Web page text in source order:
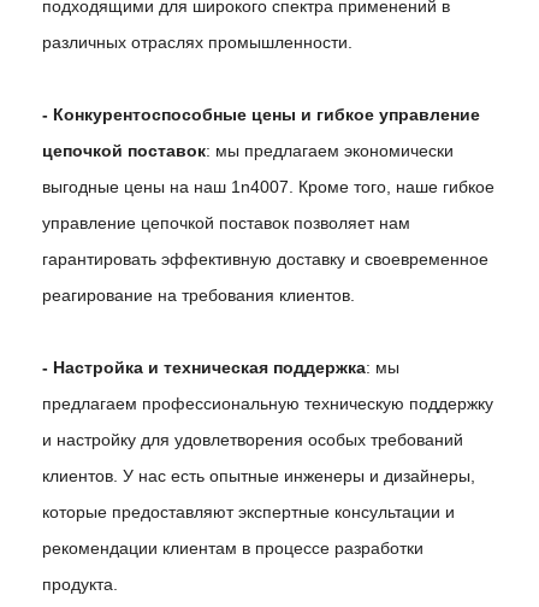
подходящими для широкого спектра применений в
различных отраслях промышленности.
- Конкурентоспособные цены и гибкое управление
цепочкой поставок: мы предлагаем экономически
выгодные цены на наш 1n4007. Кроме того, наше гибкое
управление цепочкой поставок позволяет нам
гарантировать эффективную доставку и своевременное
реагирование на требования клиентов.
- Настройка и техническая поддержка: мы
предлагаем профессиональную техническую поддержку
и настройку для удовлетворения особых требований
клиентов. У нас есть опытные инженеры и дизайнеры,
которые предоставляют экспертные консультации и
рекомендации клиентам в процессе разработки
продукта.